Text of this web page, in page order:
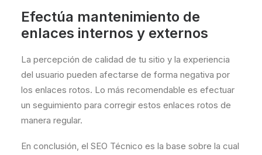
Efectúa mantenimiento de
enlaces internos y externos
La percepción de calidad de tu sitio y la experiencia
del usuario pueden afectarse de forma negativa por
los enlaces rotos. Lo más recomendable es efectuar
un seguimiento para corregir estos enlaces rotos de
manera regular.
En conclusión, el SEO Técnico es la base sobre la cual